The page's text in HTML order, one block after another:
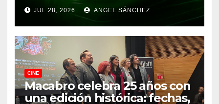
JUL 28, 2026 ANGEL SÁNCHEZ
CINE
Macabro celebra 25 años con
una edición histórica: fechas,